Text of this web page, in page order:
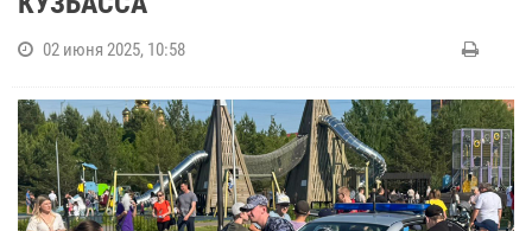
02 июня 2025, 10:58